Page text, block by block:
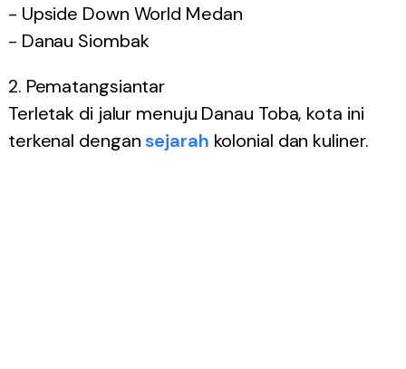
- Upside Down World Medan
- Danau Siombak
2. Pematangsiantar
Terletak di jalur menuju Danau Toba, kota ini
terkenal dengansejarah kolonial dan kuliner.